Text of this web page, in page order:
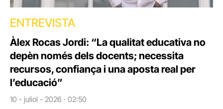
ENTREVISTA
Àlex Rocas Jordi: “La qualitat educativa no
depèn només dels docents; necessita
recursos, confiança i una aposta real per
l’educació”
10 - juliol - 2026 · 02:50